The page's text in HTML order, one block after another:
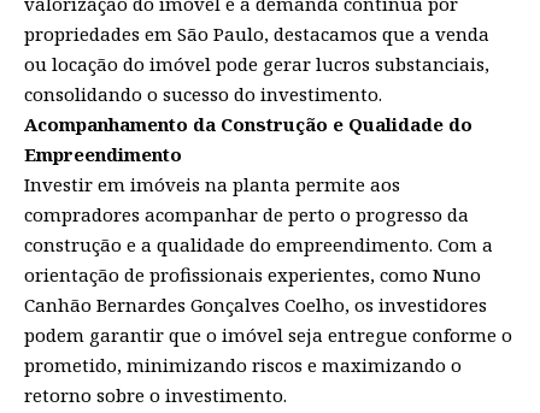
propriedades em São Paulo, destacamos que a venda
ou locação do imóvel pode gerar lucros substanciais,
consolidando o sucesso do investimento.
Acompanhamento da Construção e Qualidade do
Empreendimento
Investir em imóveis na planta permite aos
compradores acompanhar de perto o progresso da
construção e a qualidade do empreendimento. Com a
orientação de profissionais experientes, como Nuno
Canhão Bernardes Gonçalves Coelho, os investidores
podem garantir que o imóvel seja entregue conforme o
prometido, minimizando riscos e maximizando o
retorno sobre o investimento.